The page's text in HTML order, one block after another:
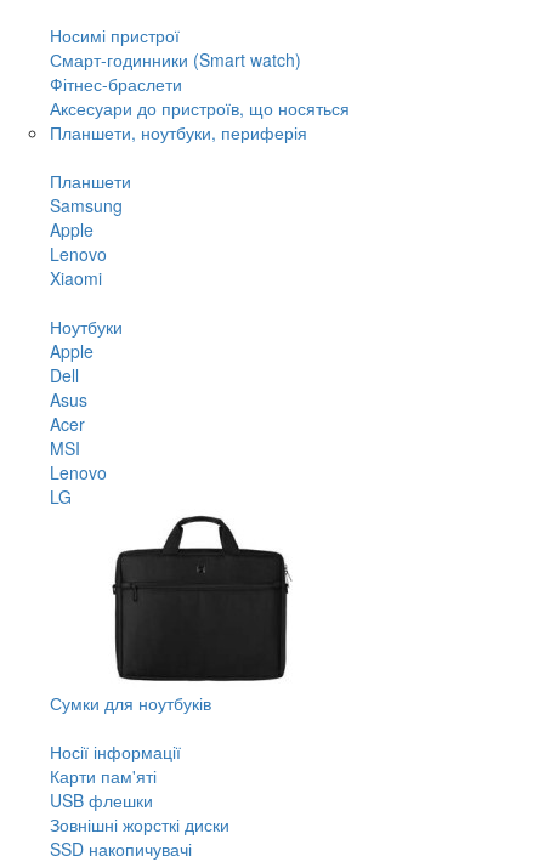
Носимі пристрої
Смарт-годинники (Smart watch)
Фітнес-браслети
Аксесуари до пристроїв, що носяться
Планшети, ноутбуки, периферія
Планшети
Samsung
Apple
Lenovo
Xiaomi
Ноутбуки
Apple
Dell
Asus
Acer
MSI
Lenovo
LG
Сумки для ноутбуків
Носії інформації
Карти пам'яті
USB флешки
Зовнішні жорсткі диски
SSD накопичувачі